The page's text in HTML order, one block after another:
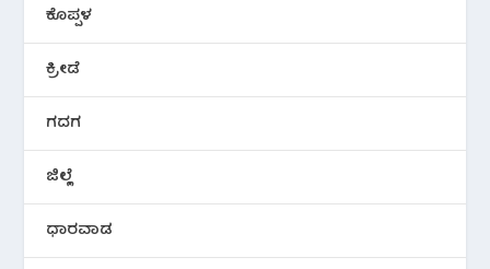
ಕೊಪ್ಪಳ
ಕ್ರೀಡೆ
ಗದಗ
ಜಿಲ್ಲೆ
ಧಾರವಾಡ